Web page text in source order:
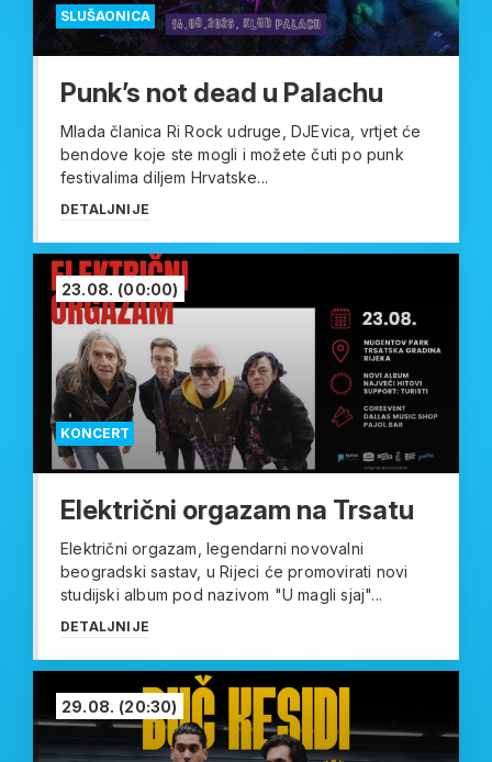
SLUŠAONICA
Punk’s not dead u Palachu
Mlada članica Ri Rock udruge, DJEvica, vrtjet će
bendove koje ste mogli i možete čuti po punk
festivalima diljem Hrvatske...
DETALJNIJE
KONCERT
23.08. (00:00)
Električni orgazam na Trsatu
Električni orgazam, legendarni novovalni
beogradski sastav, u Rijeci će promovirati novi
studijski album pod nazivom "U magli sjaj"...
DETALJNIJE
29.08. (20:30)